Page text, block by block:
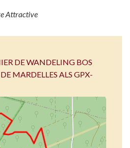
Attractive
DE WANDELING BOS
MARDELLES ALS GPX-